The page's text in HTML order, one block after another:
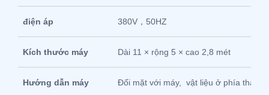
điện áp 380V，50HZ
Kích thước máy Dài 11 × rộng 5 × cao 2,8 mét
Hướng dẫn máy Đối mặt với máy, vật liệu ở phía thao